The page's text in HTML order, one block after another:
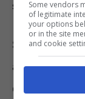
successivo?
Sì, in queste
all’intero
Some vendors
of legitimate
your options
or in the site
and cookie